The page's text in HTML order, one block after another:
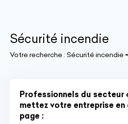
Sécurité incendie
Votre recherche : Sécurité incendie
Professionnels du secteur
mettez votre entreprise
page :